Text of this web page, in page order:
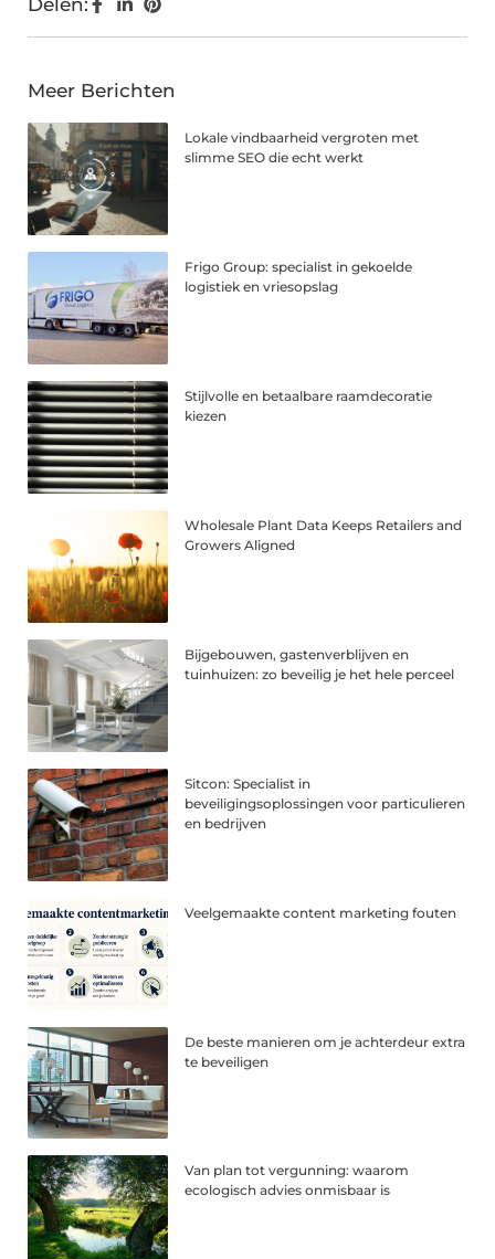
Delen:
Meer Berichten
Lokale vindbaarheid vergroten met
slimme SEO die echt werkt
Frigo Group: specialist in gekoelde
logistiek en vriesopslag
Stijlvolle en betaalbare raamdecoratie
kiezen
Wholesale Plant Data Keeps Retailers and
Growers Aligned
Bijgebouwen, gastenverblijven en
tuinhuizen: zo beveilig je het hele perceel
Sitcon: Specialist in
beveiligingsoplossingen voor particulieren
en bedrijven
Veelgemaakte content marketing fouten
De beste manieren om je achterdeur extra
te beveiligen
Van plan tot vergunning: waarom
ecologisch advies onmisbaar is